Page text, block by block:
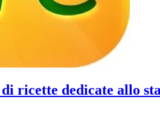
ricette dedicate allo